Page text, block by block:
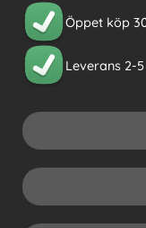
Öppet köp
Leverans 2-